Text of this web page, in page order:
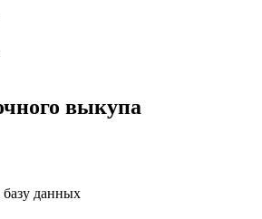
купонов